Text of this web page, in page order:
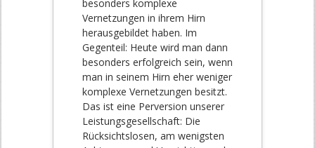
besonders komplexe
Vernetzungen in ihrem Hirn
herausgebildet haben. Im
Gegenteil: Heute wird man dann
besonders erfolgreich sein, wenn
man in seinem Hirn eher weniger
komplexe Vernetzungen besitzt.
Das ist eine Perversion unserer
Leistungsgesellschaft: Die
Rücksichtslosen, am wenigsten